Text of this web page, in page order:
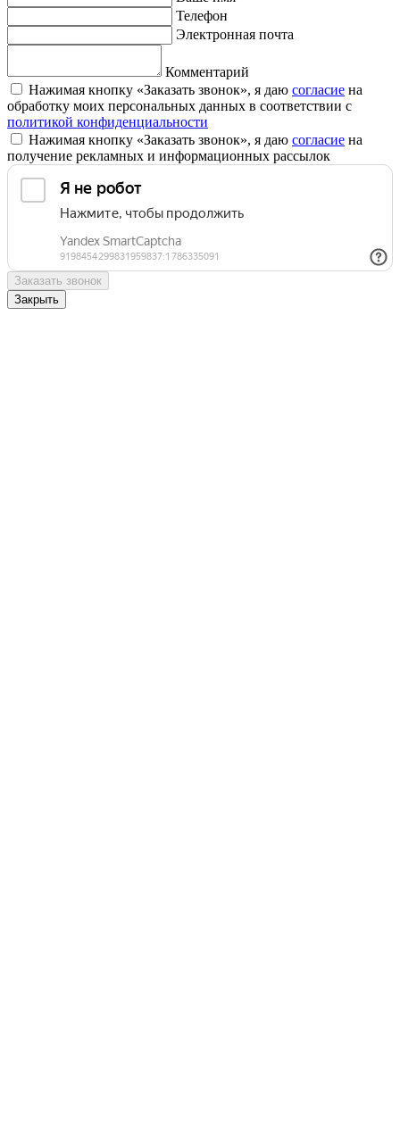
Телефон
Электронная почта
Комментарий
Нажимая кнопку «Заказать звонок», я даю согласие на
обработку моих персональных данных в соответствии с
политикой конфиденциальности
Нажимая кнопку «Заказать звонок», я даю согласие на
получение рекламных и информационных рассылок
Заказать звонок
Закрыть